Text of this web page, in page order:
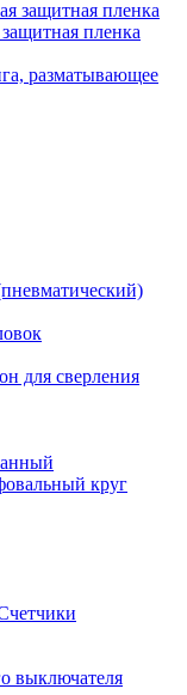
пленка
разматывающее
для сверления
круг
выключателя